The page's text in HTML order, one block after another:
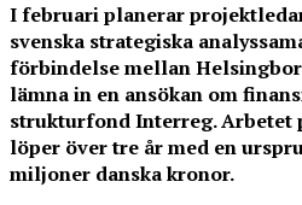
I februari planerar
svenska strategiska
förbindelse mellan
lämna in en ansökan om
strukturfond Interreg. Arbetet
löper över tre år med en
miljoner danska kronor.